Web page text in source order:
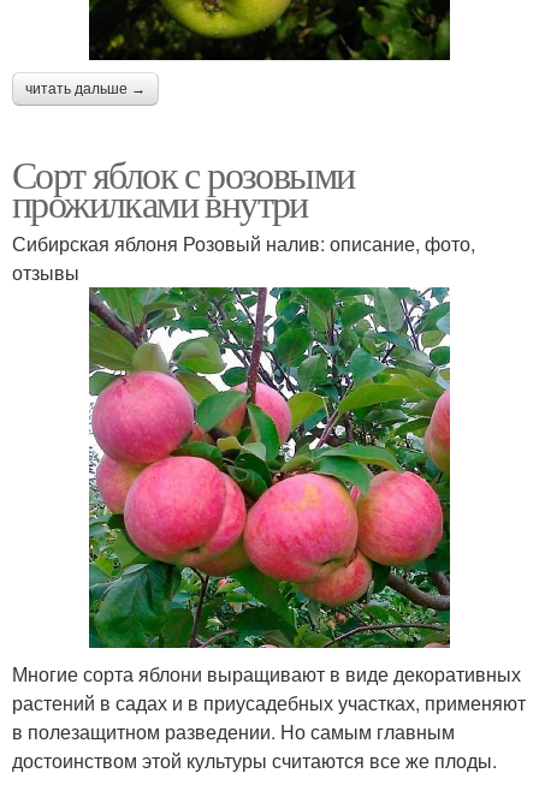
читать дальше →
Сорт яблок с розовыми
прожилками внутри
Сибирская яблоня Розовый налив: описание, фото,
отзывы
Многие сорта яблони выращивают в виде декоративных
растений в садах и в приусадебных участках, применяют
в полезащитном разведении. Но самым главным
достоинством этой культуры считаются все же плоды.